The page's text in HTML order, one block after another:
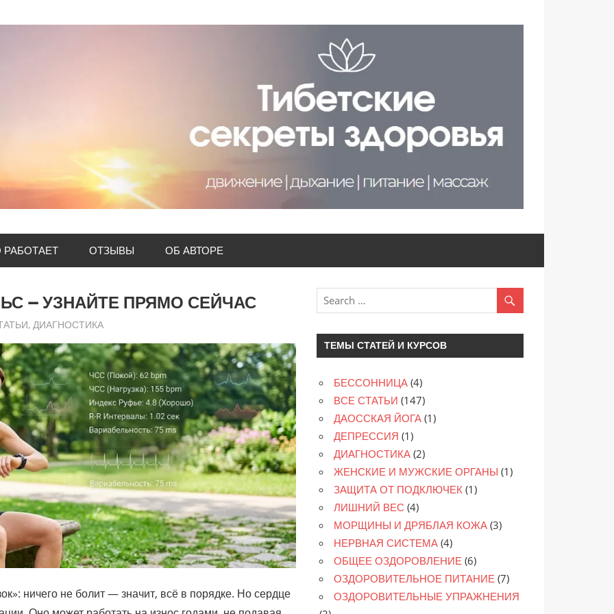
РАБОТАЕТ ОТЗЫВЫ ОБ АВТОРЕ
— УЗНАЙТЕ ПРЯМО СЕЙЧАС
, ДИАГНОСТИКА
ничего не болит — значит, всё в порядке. Но сердце
ТЕМЫ СТАТЕЙ И КУРСОВ
БЕССОННИЦА (4)
ВСЕ СТАТЬИ (147)
ДАОССКАЯ ЙОГА (1)
ДЕПРЕССИЯ (1)
ДИАГНОСТИКА (2)
ЖЕНСКИЕ И МУЖСКИЕ ОРГАНЫ (1)
ЗАЩИТА ОТ ПОДКЛЮЧЕК (1)
ЛИШНИЙ ВЕС (4)
МОРЩИНЫ И ДРЯБЛАЯ КОЖА (3)
НЕРВНАЯ СИСТЕМА (4)
ОБЩЕЕ ОЗДОРОВЛЕНИЕ (6)
ОЗДОРОВИТЕЛЬНОЕ ПИТАНИЕ (7)
ОЗДОРОВИТЕЛЬНЫЕ УПРАЖНЕНИЯ